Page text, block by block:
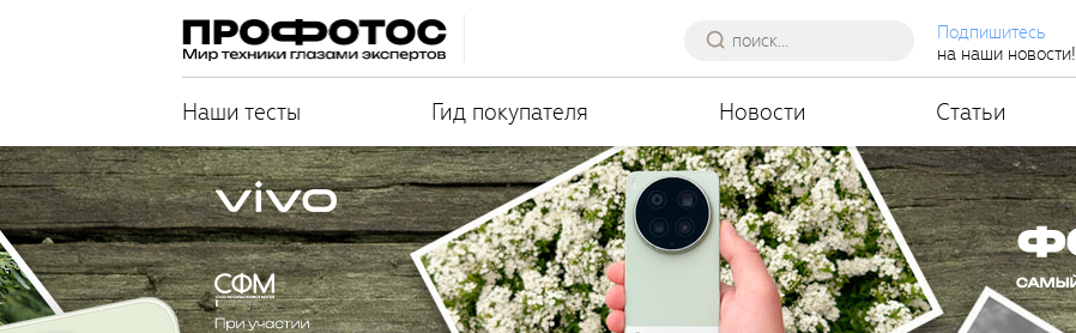
Подпишитесь
на наши новости!
Наши тесты Гид покупателя Новости Статьи